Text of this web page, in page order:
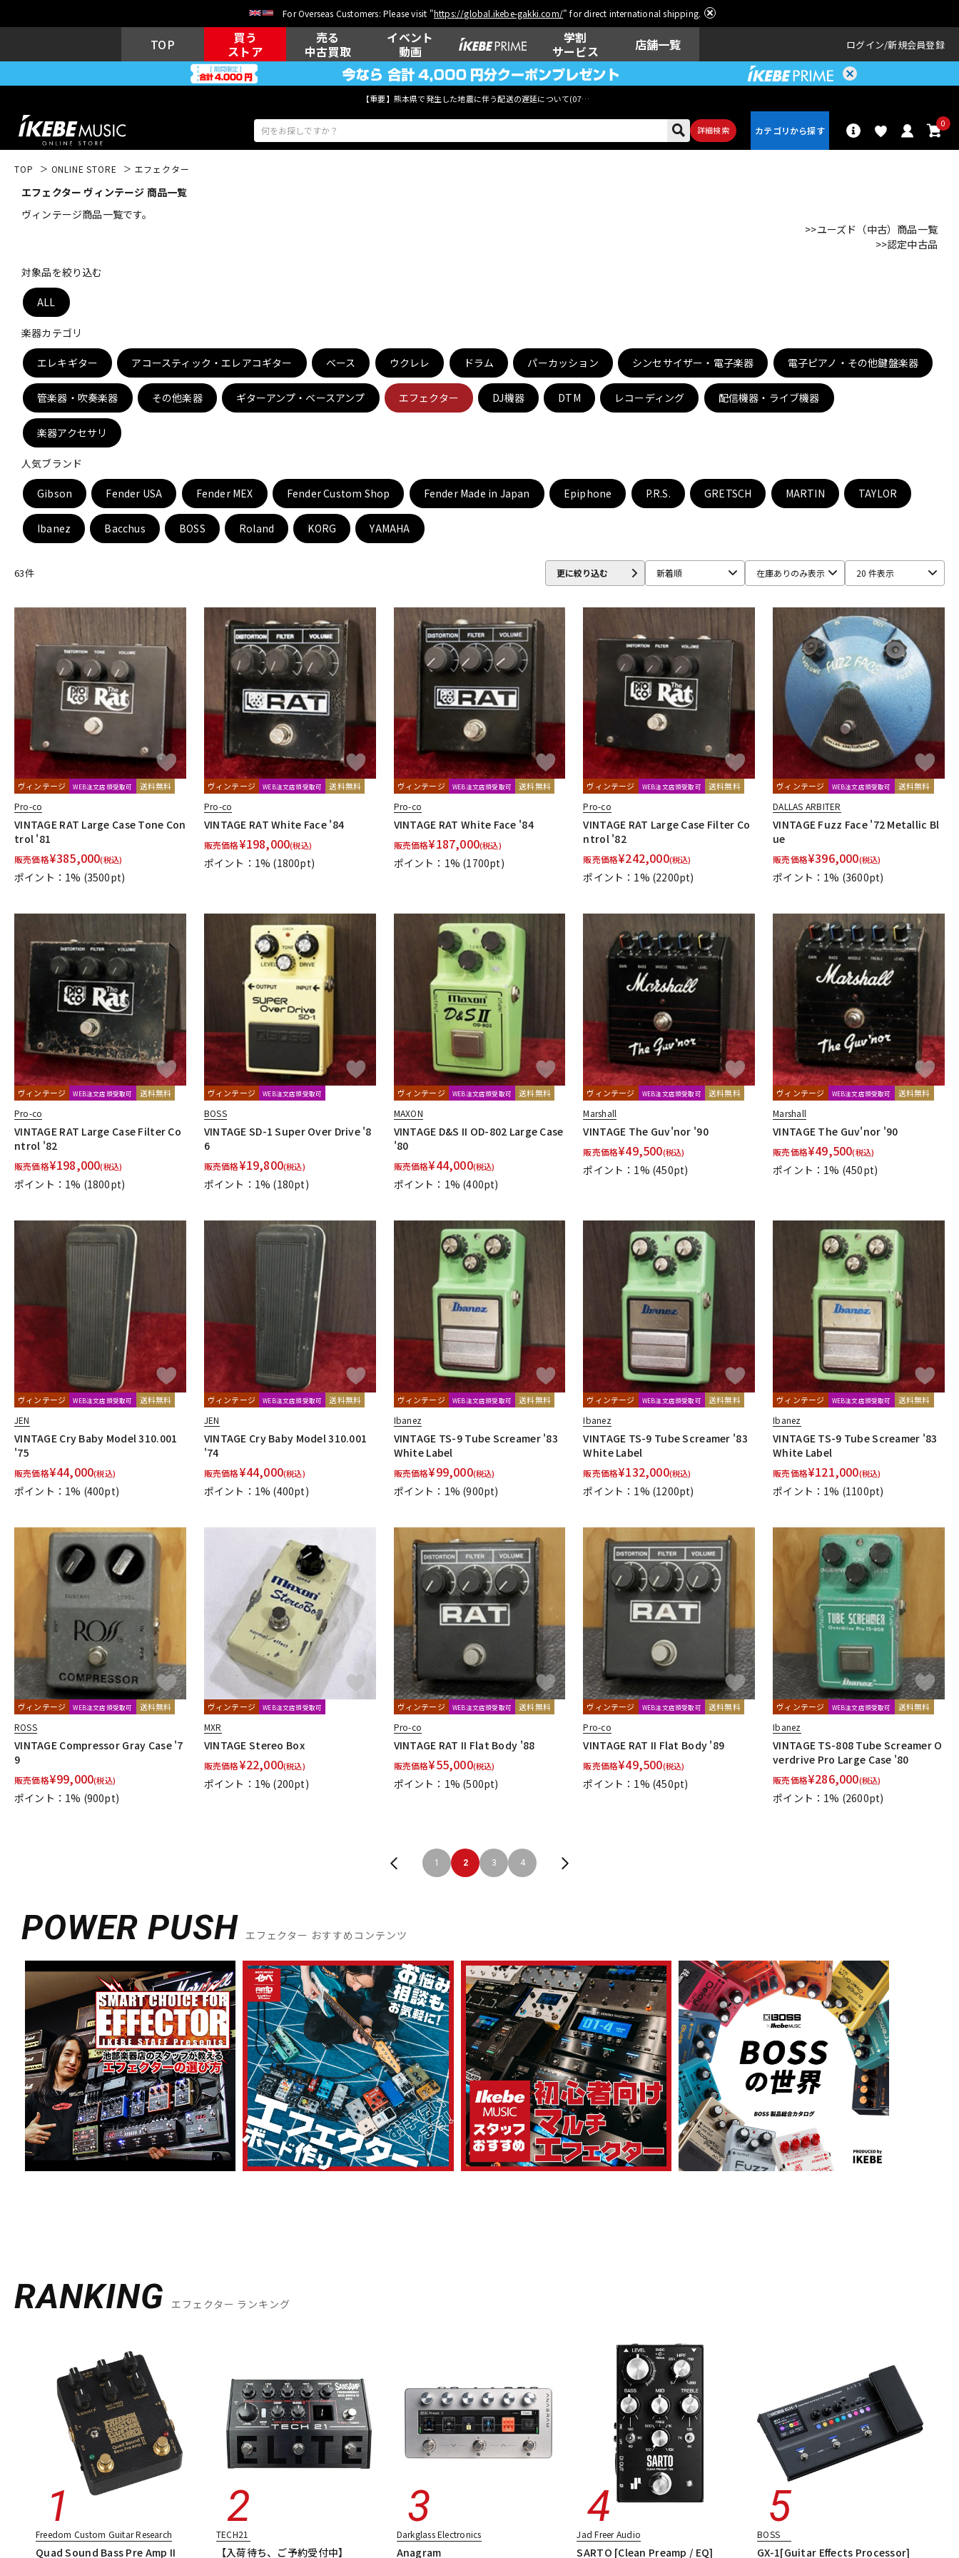
For Overseas Customers: Please visit "https://global.ikebe-gakki.com/" for direct international shipping.
TOP
買う
ストア
売る
中古買取
イベント
動画
学割
サービス
店舗一覧 ログイン 新規会員登録
【重要】熊本県で発生した地震に伴う配送の遅延について(07月29日
詳細検索
0
エレキギター
キーボード
中古 ヴィンテージ
TOP ONLINE STORE エフェクター
エフェクター ヴィンテージ 商品一覧
ヴィンテージ商品一覧です。
>>ユーズド（中古）商品一覧
>>認定中古品
対象品を絞り込む
ALL
楽器カテゴリ
エレキギター アコースティック・エレアコギター ベース ウクレレ ドラム パーカッション シンセサイザー・電子楽器 電子ピアノ・その他鍵盤楽器
管楽器・吹奏楽器 その他楽器 ギターアンプ・ベースアンプ エフェクター DJ機器 DTM レコーディング 配信機器・ライブ機器
楽器アクセサリ
人気ブランド
Gibson Fender USA Fender MEX Fender Custom Shop Fender Made in Japan Epiphone P.R.S. GRETSCH MARTIN TAYLOR
Ibanez Bacchus BOSS Roland KORG YAMAHA
63件 更に絞り込む 新着順 在庫ありのみ表示 20 件表示
ヴィンテージ WEB注文店頭受取可 送料無料
Pro-co
VINTAGE RAT Large Case Tone Con
trol '81
販売価格¥385,000(税込)
ポイント：1% (3500pt)
ヴィンテージ WEB注文店頭受取可 送料無料
Pro-co
VINTAGE RAT White Face '84
販売価格¥198,000(税込)
ポイント：1% (1800pt)
ヴィンテージ WEB注文店頭受取可 送料無料
Pro-co
VINTAGE RAT White Face '84
販売価格¥187,000(税込)
ポイント：1% (1700pt)
ヴィンテージ WEB注文店頭受取可 送料無料
Pro-co
VINTAGE RAT Large Case Filter Co
ntrol '82
販売価格¥242,000(税込)
ポイント：1% (2200pt)
ヴィンテージ WEB注文店頭受取可 送料無料
DALLAS ARBITER
VINTAGE Fuzz Face '72 Metallic Bl
ue
販売価格¥396,000(税込)
ポイント：1% (3600pt)
ヴィンテージ WEB注文店頭受取可 送料無料
Pro-co
VINTAGE RAT Large Case Filter Co
ntrol '82
販売価格¥198,000(税込)
ポイント：1% (1800pt)
ヴィンテージ WEB注文店頭受取可
BOSS
VINTAGE SD-1 Super Over Drive '8
6
販売価格¥19,800(税込)
ポイント：1% (180pt)
ヴィンテージ WEB注文店頭受取可 送料無料
MAXON
VINTAGE D&S II OD-802 Large Case
'80
販売価格¥44,000(税込)
ポイント：1% (400pt)
ヴィンテージ WEB注文店頭受取可 送料無料
Marshall
VINTAGE The Guv'nor '90
販売価格¥49,500(税込)
ポイント：1% (450pt)
ヴィンテージ WEB注文店頭受取可 送料無料
Marshall
VINTAGE The Guv'nor '90
販売価格¥49,500(税込)
ポイント：1% (450pt)
ヴィンテージ WEB注文店頭受取可 送料無料
JEN
VINTAGE Cry Baby Model 310.001
'75
販売価格¥44,000(税込)
ポイント：1% (400pt)
ヴィンテージ WEB注文店頭受取可 送料無料
JEN
VINTAGE Cry Baby Model 310.001
'74
販売価格¥44,000(税込)
ポイント：1% (400pt)
ヴィンテージ WEB注文店頭受取可 送料無料
Ibanez
VINTAGE TS-9 Tube Screamer '83
White Label
販売価格¥99,000(税込)
ポイント：1% (900pt)
ヴィンテージ WEB注文店頭受取可 送料無料
Ibanez
VINTAGE TS-9 Tube Screamer '83
White Label
販売価格¥132,000(税込)
ポイント：1% (1200pt)
ヴィンテージ WEB注文店頭受取可 送料無料
Ibanez
VINTAGE TS-9 Tube Screamer '83
White Label
販売価格¥121,000(税込)
ポイント：1% (1100pt)
ヴィンテージ WEB注文店頭受取可 送料無料
ROSS
VINTAGE Compressor Gray Case '7
9
販売価格¥99,000(税込)
ポイント：1% (900pt)
ヴィンテージ WEB注文店頭受取可
MXR
VINTAGE Stereo Box
販売価格¥22,000(税込)
ポイント：1% (200pt)
ヴィンテージ WEB注文店頭受取可 送料無料
Pro-co
VINTAGE RAT II Flat Body '88
販売価格¥55,000(税込)
ポイント：1% (500pt)
ヴィンテージ WEB注文店頭受取可 送料無料
Pro-co
VINTAGE RAT II Flat Body '89
販売価格¥49,500(税込)
ポイント：1% (450pt)
ヴィンテージ WEB注文店頭受取可 送料無料
Ibanez
VINTAGE TS-808 Tube Screamer O
verdrive Pro Large Case '80
販売価格¥286,000(税込)
ポイント：1% (2600pt)
1 2 3 4
POWER PUSH エフェクター おすすめコンテンツ
RANKING エフェクター ランキング
Freedom Custom Guitar Research
Quad Sound Bass Pre Amp II
TECH21
【入荷待ち、ご予約受付中】
Darkglass Electronics
Anagram
Jad Freer Audio
SARTO [Clean Preamp / EQ]
BOSS
GX-1[Guitar Effects Processor]